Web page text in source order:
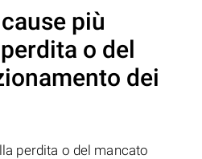
più
o del
dei
perdita o del mancato